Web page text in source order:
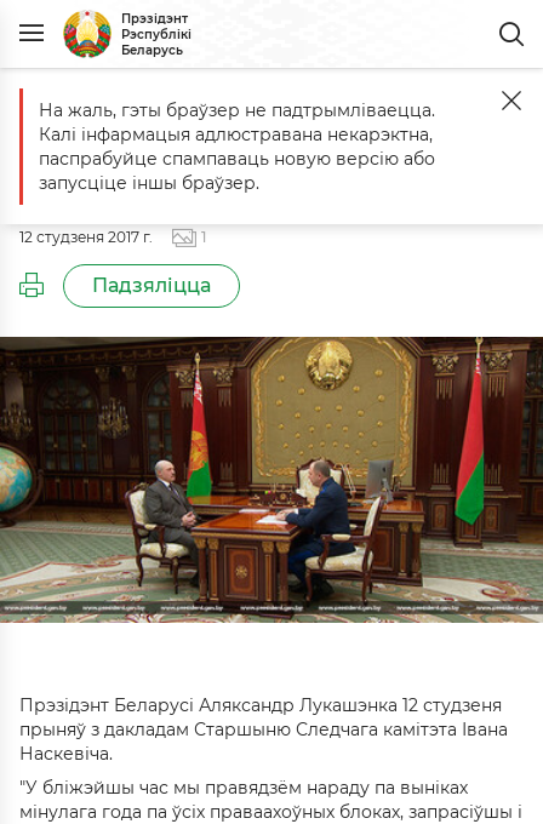
Прэзідэнт
Рэспублікі
Беларусь
Галоўная Падзеі Даклад Старшыні Следчага камітэта Івана
Даклад Старшыні Следчага
камітэта Івана Наскевіча
12 студзеня 2017 г. 1
Падзяліцца
Прэзідэнт Беларусі Аляксандр Лукашэнка 12 студзеня
прыняў з дакладам Старшыню Следчага камітэта Івана
Наскевіча.
"У бліжэйшы час мы правядзём нараду па выніках
мінулага года па ўсіх праваахоўных блоках, запрасіўшы і
На жаль, гэты браўзер не падтрымліваецца.
Калі інфармацыя адлюстравана некарэктна,
паспрабуйце спампаваць новую версію або
запусціце іншы браўзер.